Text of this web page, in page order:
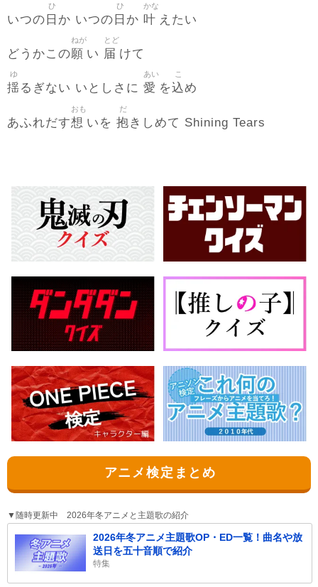
いつの 日
ひ
か いつの 日
ひ
か 叶
かな
えたい
どうかこの願
ねが
い 届
とど
けて
揺
ゆ
るぎない いとしさに 愛
あい
を込
こ
め
あふれだす想
おも
いを 抱
だ
きしめて Shining Tears
アニメ検定まとめ
▼随時更新中 2026年冬アニメと主題歌の紹介
2026年冬アニメ主題歌OP・ED一覧！曲名や放
送日を五十音順で紹介
特集